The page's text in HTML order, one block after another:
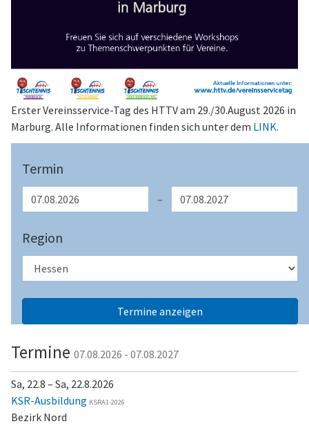
Erster Vereinsservice-Tag des HTTV am 29./30.August 2026 in
Marburg. Alle Informationen finden sich unter dem LINK.
Termin
–
Region
Termine 07.08.2026 - 07.08.2027
Sa, 22.8 – Sa, 22.8.2026
KSR-Ausbildung KSRA1-2026
Bezirk Nord